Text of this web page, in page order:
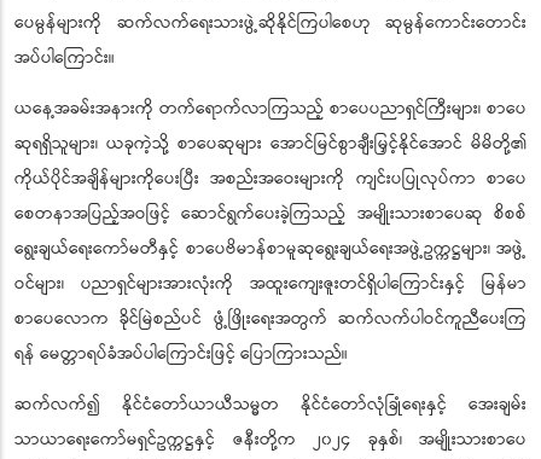
သယ်ပိုးဆောင်ရွက်နိုင်သည့်၊ နိုင်ငံ၏ ပုံရိပ်ကိုမြှင့်တင်ပေးနိုင်သည့် စာကောင်း
ပေမွန်များကို ဆက်လက်ရေးသားဖွဲ့ဆိုနိုင်ကြပါစေဟု ဆုမွန်ကောင်းတောင်း
ယနေ့အခမ်းအနားကို တက်ရောက်လာကြသည့် စာပေပညာရှင်ကြီးများ၊ စာပေ
ဆုရရှိသူများ၊ ယခုကဲ့သို့ စာပေဆုများ အောင်မြင်စွာချီးမြှင့်နိုင်အောင် မိမိတို့၏
ကိုယ်ပိုင်အချိန်များကိုပေးပြီး အစည်းအဝေးများကို ကျင်းပပြုလုပ်ကာ စာပေ
စေတနာအပြည့်အဝဖြင့် ဆောင်ရွက်ပေးခဲ့ကြသည့် အမျိုးသားစာပေဆု စိစစ်
ရွေးချယ်ရေးကော်မတီနှင့် စာပေဗိမာန်စာမူဆုရွေးချယ်ရေးအဖွဲ့ဥက္ကဋ္ဌများ၊ အဖွဲ့
ဝင်များ၊ ပညာရှင်များအားလုံးကို အထူးကျေးဇူးတင်ရှိပါကြောင်းနှင့် မြန်မာ
စာပေလောက ခိုင်မြဲစည်ပင် ဖွံ့ဖြိုးရေးအတွက် ဆက်လက်ပါဝင်ကူညီပေးကြ
ဆက်လက်၍ နိုင်ငံတော်ယာယီသမ္မတ နိုင်ငံတော်လုံခြုံရေးနှင့် အေးချမ်း